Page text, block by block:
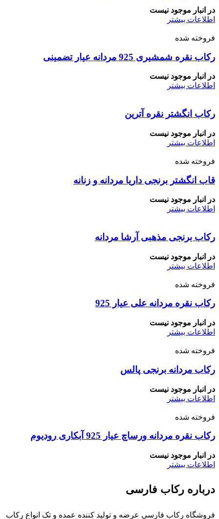
در انبار موجود نیست
اطلاعات بیشتر
فروخته شده
رکاب نقره شمشیری 925 مردانه عیار تضمینی
در انبار موجود نیست
اطلاعات بیشتر
رکاب انگشتر نقره آترین
در انبار موجود نیست
اطلاعات بیشتر
فروخته شده
قاب انگشتر برنجی داریا مردانه و زنانه
در انبار موجود نیست
اطلاعات بیشتر
رکاب برنجی مذهبی آرشا مردانه
در انبار موجود نیست
اطلاعات بیشتر
فروخته شده
رکاب نقره مردانه علی عیار 925
در انبار موجود نیست
اطلاعات بیشتر
فروخته شده
رکاب مردانه برنجی پالس
در انبار موجود نیست
اطلاعات بیشتر
فروخته شده
رکاب نقره مردانه ورساچ عیار 925 آبکاری رودیوم
در انبار موجود نیست
اطلاعات بیشتر
درباره رکاب فارسی
فروشگاه رکاب فارسی عرضه و تولید کننده عمده و تک انواع رکاب